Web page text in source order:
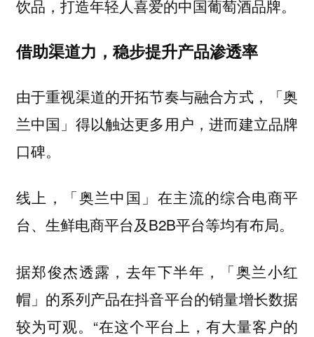
饮品，打造年轻人喜爱的中国葡萄酒品牌。
借助渠道力，稳步提升产品渗透率
由于重视渠道的开拓节奏与融合方式，「奥
兰中国」得以触达更多用户，进而建立品牌
口碑。
线上，「奥兰中国」在主流的综合电商平
台、生鲜电商平台及B2B平台等均有布局。
据郑俊杰透露，去年下半年，「奥兰小红
帽」的系列产品在抖音平台的销量增长数据
较为可观。“在这个平台上，有大量客户的